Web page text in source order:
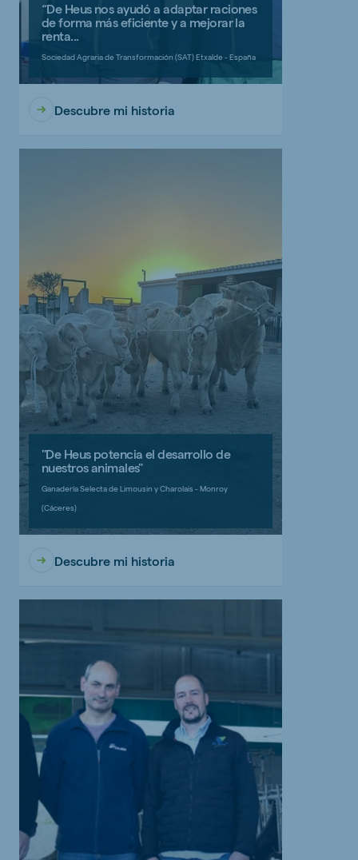
“De Heus nos ayudó a adaptar raciones
de forma más eficiente y a mejorar la
renta...
Sociedad Agraria de Transformación (SAT) Etxalde - España
Descubre mi historia
"De Heus potencia el desarrollo de
nuestros animales"
Ganadería Selecta de Limousin y Charolais - Monroy
(Cáceres)
Descubre mi historia